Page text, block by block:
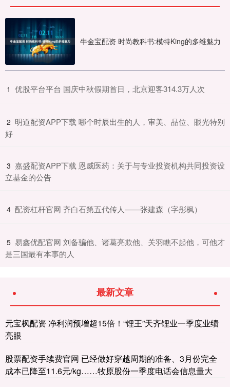
牛金宝配资 时尚教科书:模特King的多维魅力
1 ​优股平台平台 国庆中秋假期首日，北京迎客314.3万人次
2 ​明道配资APP下载 哪个时辰出生的人，审美、品位、眼光特别
好
3 ​嘉盛配资APP下载 恩威医药：关于与专业投资机构共同投资设
立基金的公告
4 ​配资杠杆官网 齐白石第五代传人——张建森（字彤枫）
5 ​易鑫优配官网 刘备骗他、诸葛亮欺他、关羽瞧不起他，可他才
是三国最有本事的人
最新文章
元宝枫配资 净利润预增超15倍！“锂王”天齐锂业一季度业绩
亮眼
股票配资手续费官网 已经做好穿越周期的准备、3月份完全
成本已降至11.6元/kg……牧原股份一季度电话会信息量大